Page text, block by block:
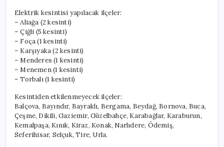
Elektrik kesintisi yapılacak ilçeler:
– Aliağa (2 kesinti)
– Çiğli (5 kesinti)
– Foça (1 kesinti)
– Karşıyaka (2 kesinti)
– Menderes (1 kesinti)
– Menemen (1 kesinti)
– Torbalı (1 kesinti)
Kesintiden etkilenmeyecek ilçeler:
Balçova, Bayındır, Bayraklı, Bergama, Beydağ, Bornova, Buca,
Çeşme, Dikili, Gaziemir, Güzelbahçe, Karabağlar, Karaburun,
Kemalpaşa, Kınık, Kiraz, Konak, Narlıdere, Ödemiş,
Seferihisar, Selçuk, Tire, Urla.